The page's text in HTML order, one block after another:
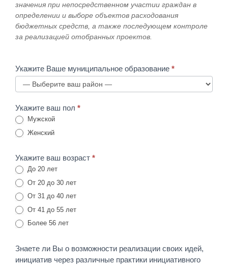
значения при непосредственном участии граждан в
определении и выборе объектов расходования
бюджетных средств, а также последующем контроле
за реализацией отобранных проектов.
Укажите Ваше муниципальное образование *
Укажите ваш пол *
Мужской
Женский
Укажите ваш возраст *
До 20 лет
От 20 до 30 лет
От 31 до 40 лет
От 41 до 55 лет
Более 56 лет
Знаете ли Вы о возможности реализации своих идей,
инициатив через различные практики инициативного